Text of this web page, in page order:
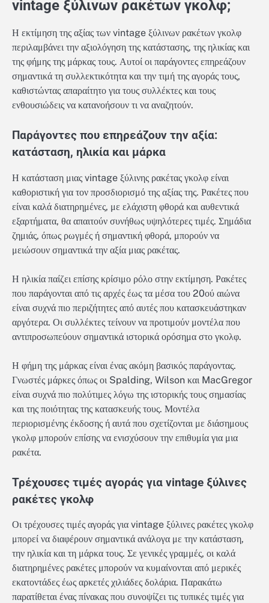
vintage ξύλινων ρακέτων γκολφ;
Η εκτίμηση της αξίας των vintage ξύλινων ρακέτων γκολφ
περιλαμβάνει την αξιολόγηση της κατάστασης, της ηλικίας και
της φήμης της μάρκας τους. Αυτοί οι παράγοντες επηρεάζουν
σημαντικά τη συλλεκτικότητα και την τιμή της αγοράς τους,
καθιστώντας απαραίτητο για τους συλλέκτες και τους
ενθουσιώδεις να κατανοήσουν τι να αναζητούν.
Παράγοντες που επηρεάζουν την αξία:
κατάσταση, ηλικία και μάρκα
Η κατάσταση μιας vintage ξύλινης ρακέτας γκολφ είναι
καθοριστική για τον προσδιορισμό της αξίας της. Ρακέτες που
είναι καλά διατηρημένες, με ελάχιστη φθορά και αυθεντικά
εξαρτήματα, θα απαιτούν συνήθως υψηλότερες τιμές. Σημάδια
ζημιάς, όπως ρωγμές ή σημαντική φθορά, μπορούν να
μειώσουν σημαντικά την αξία μιας ρακέτας.
Η ηλικία παίζει επίσης κρίσιμο ρόλο στην εκτίμηση. Ρακέτες
που παράγονται από τις αρχές έως τα μέσα του 20ού αιώνα
είναι συχνά πιο περιζήτητες από αυτές που κατασκευάστηκαν
αργότερα. Οι συλλέκτες τείνουν να προτιμούν μοντέλα που
αντιπροσωπεύουν σημαντικά ιστορικά ορόσημα στο γκολφ.
Η φήμη της μάρκας είναι ένας ακόμη βασικός παράγοντας.
Γνωστές μάρκες όπως οι Spalding, Wilson και MacGregor
είναι συχνά πιο πολύτιμες λόγω της ιστορικής τους σημασίας
και της ποιότητας της κατασκευής τους. Μοντέλα
περιορισμένης έκδοσης ή αυτά που σχετίζονται με διάσημους
γκολφ μπορούν επίσης να ενισχύσουν την επιθυμία για μια
ρακέτα.
Τρέχουσες τιμές αγοράς για vintage ξύλινες
ρακέτες γκολφ
Οι τρέχουσες τιμές αγοράς για vintage ξύλινες ρακέτες γκολφ
μπορεί να διαφέρουν σημαντικά ανάλογα με την κατάσταση,
την ηλικία και τη μάρκα τους. Σε γενικές γραμμές, οι καλά
διατηρημένες ρακέτες μπορούν να κυμαίνονται από μερικές
εκατοντάδες έως αρκετές χιλιάδες δολάρια. Παρακάτω
παρατίθεται ένας πίνακας που συνοψίζει τις τυπικές τιμές για